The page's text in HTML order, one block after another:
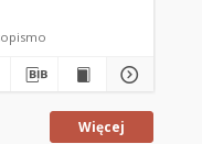
Więcej